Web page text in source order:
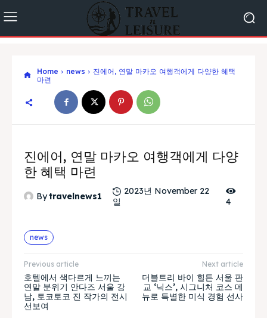
Home news
진에어, 연말 마카오 여행객에게 다양한 혜택
마련
진에어, 연말 마카오 여행객에게 다양
한 혜택 마련
Bytravelnews1
2023년 November 22
일
4
news
Previous article
호텔에서 색다르게 느끼는
연말 분위기 안다즈 서울 강
남, 토코토코 진 작가의 전시
선보여
Next article
더블트리 바이 힐튼 서울 판
교 ‘닉스’, 시그니처 코스 메
뉴로 특별한 미식 경험 선사